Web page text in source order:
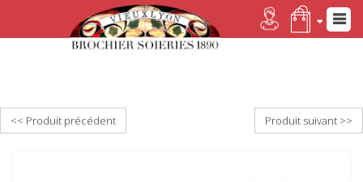
<< Produit précédent Produit suivant >>